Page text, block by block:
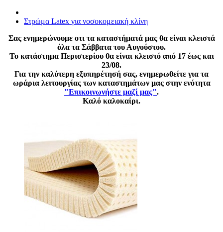
Στρώμα Latex για νοσοκομειακή κλίνη
Σας ενημερώνουμε οτι τα καταστήματά μας θα είναι κλειστά
όλα τα Σάββατα του Αυγούστου.
Το κατάστημα Περιστερίου θα είναι κλειστό από 17 έως και
23/08.
Για την καλύτερη εξυπηρέτησή σας, ενημερωθείτε για τα
ωράρια λειτουργίας των καταστημάτων μας στην ενότητα
"Επικοινωνήστε μαζί μας".
Καλό καλοκαίρι.